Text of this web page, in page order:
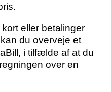
eller betalinger
du overveje et
i tilfælde af at du
over en